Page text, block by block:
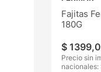
Fajitas
180G
$ 1399,
Precio sin
nacionales: